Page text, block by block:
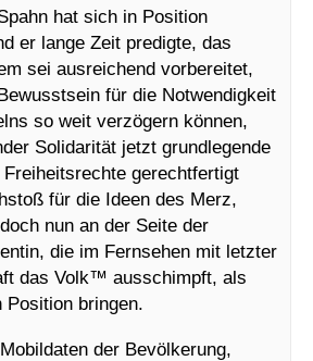
hat sich in Position
er lange Zeit predigte, das
sei ausreichend vorbereitet,
für die Notwendigkeit
so weit verzögern können,
Solidarität jetzt grundlegende
gerechtfertigt
für die Ideen des Merz,
nun an der Seite der
die im Fernsehen mit letzter
das Volk™ ausschimpft, als
Position bringen.
der Bevölkerung,